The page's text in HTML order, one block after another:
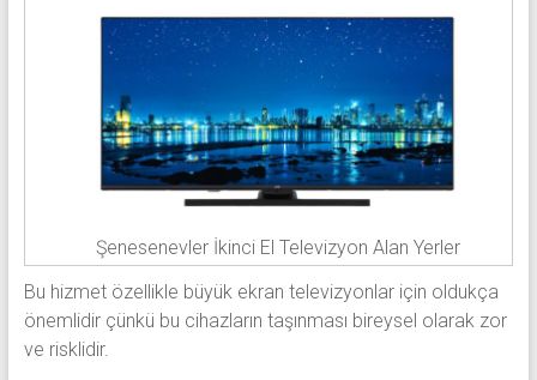
Şenesenevler İkinci El Televizyon Alan Yerler
Bu hizmet özellikle büyük ekran televizyonlar için oldukça
önemlidir çünkü bu cihazların taşınması bireysel olarak zor
ve risklidir.